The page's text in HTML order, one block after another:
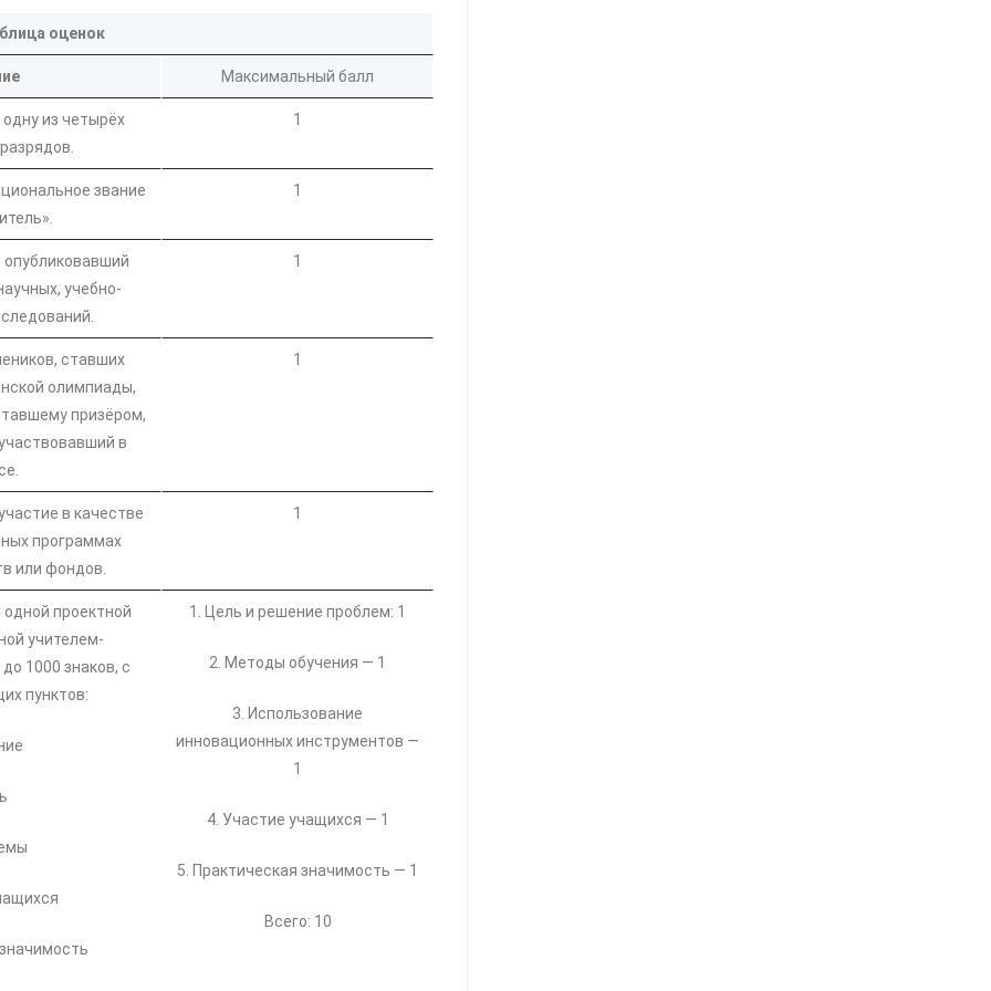
оценок
Максимальный балл
из четырёх
1
звание
1
учебно-
1
ставших
олимпиады,
призёром,
в
1
в качестве
программах
или фондов.
1
проектной
учителем-
1000 знаков, с
пунктов:
1. Цель и решение проблем: 1
2. Методы обучения — 1
3. Использование
инновационных инструментов —
1
4. Участие учащихся — 1
5. Практическая значимость — 1
Всего: 10